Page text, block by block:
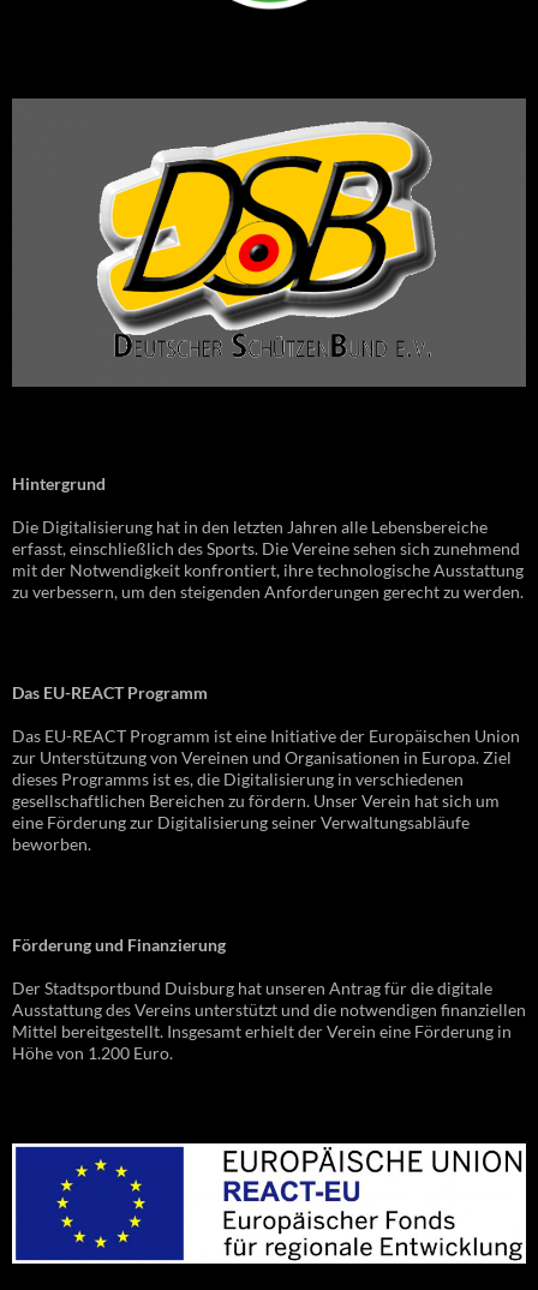
Hintergrund
Die Digitalisierung hat in den letzten Jahren alle Lebensbereiche
erfasst, einschließlich des Sports. Die Vereine sehen sich zunehmend
mit der Notwendigkeit konfrontiert, ihre technologische Ausstattung
zu verbessern, um den steigenden Anforderungen gerecht zu werden.
Das EU-REACT Programm
Das EU-REACT Programm ist eine Initiative der Europäischen Union
zur Unterstützung von Vereinen und Organisationen in Europa. Ziel
dieses Programms ist es, die Digitalisierung in verschiedenen
gesellschaftlichen Bereichen zu fördern. Unser Verein hat sich um
eine Förderung zur Digitalisierung seiner Verwaltungsabläufe
beworben.
Förderung und Finanzierung
Der Stadtsportbund Duisburg hat unseren Antrag für die digitale
Ausstattung des Vereins unterstützt und die notwendigen finanziellen
Mittel bereitgestellt. Insgesamt erhielt der Verein eine Förderung in
Höhe von 1.200 Euro.